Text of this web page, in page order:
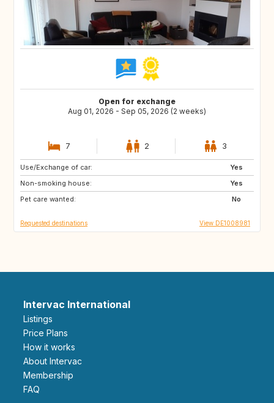
Open for exchange
Aug 01, 2026 - Sep 05, 2026 (2 weeks)
7 2 3
Use/Exchange of car:
Yes
Non-smoking house:
Yes
Pet care wanted:
No
AT
IE
PT
Requested destinations View DE1008981
Intervac International
Listings
Price Plans
How it works
About Intervac
Membership
FAQ